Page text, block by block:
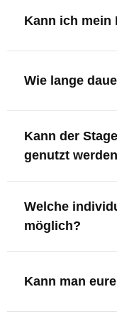
ergonomisch,
Kann ich mein
deine Bühne,
Wie lange
innerhalb
Kann der
genutzt
oder Zubehör
Welche
möglich?
XLR-Brücke /
Setlist-Clip
Kann man